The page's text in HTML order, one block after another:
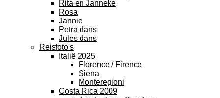
Rita en Janneke
Rosa
Jannie
Petra dans
Jules dans
Reisfoto's
Italië 2025
Florence / Firence
Siena
Monteregioni
Costa Rica 2009